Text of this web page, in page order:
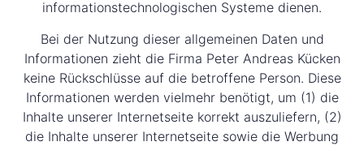
informationstechnologischen Systeme dienen.
Bei der Nutzung dieser allgemeinen Daten und
Informationen zieht die Firma Peter Andreas Kücken
keine Rückschlüsse auf die betroffene Person. Diese
Informationen werden vielmehr benötigt, um (1) die
Inhalte unserer Internetseite korrekt auszuliefern, (2)
die Inhalte unserer Internetseite sowie die Werbung